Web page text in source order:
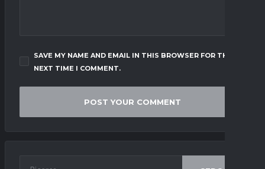
SAVE MY NAME AND EMAIL IN THIS BROWSER FOR THE
NEXT TIME I COMMENT.